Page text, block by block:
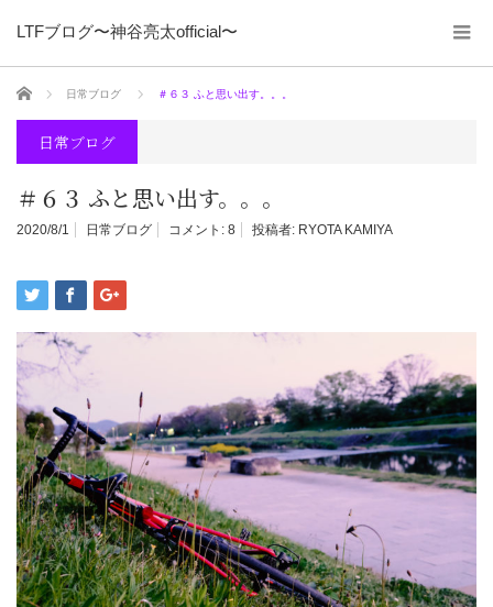
LTFブログ〜神谷亮太official〜
ホーム 日常ブログ ＃６３ ふと思い出す。。。
日常ブログ
＃６３ ふと思い出す。。。
2020/8/1 日常ブログ コメント: 8 投稿者: RYOTA KAMIYA